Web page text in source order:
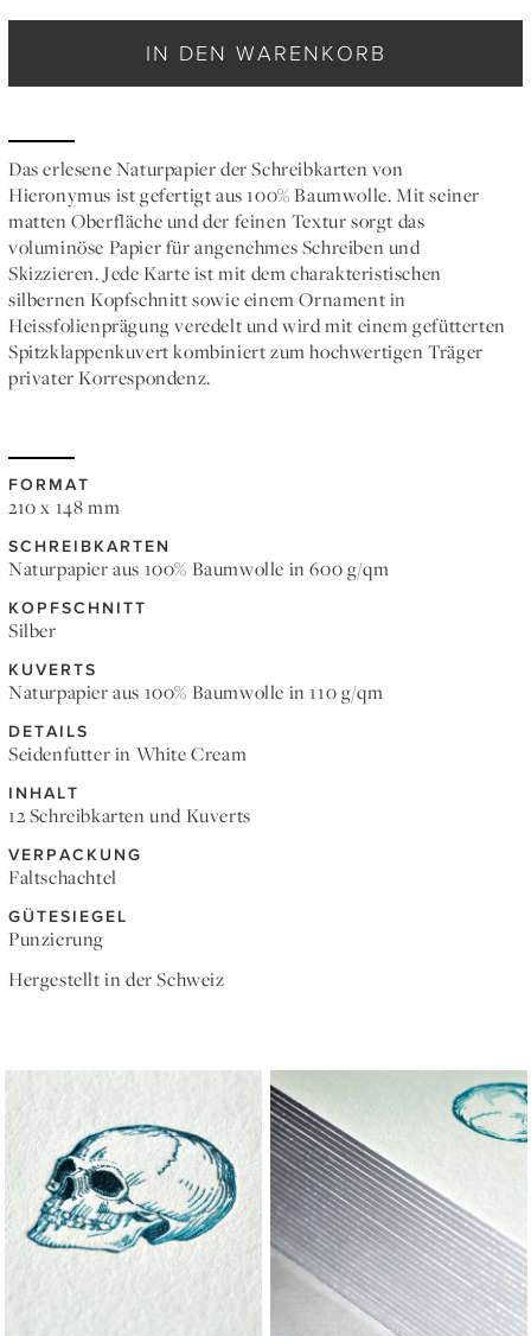
IN DEN WARENKORB
Das erlesene Naturpapier der Schreibkarten von
Hieronymus ist gefertigt aus 100% Baumwolle. Mit seiner
matten Oberfläche und der feinen Textur sorgt das
voluminöse Papier für angenehmes Schreiben und
Skizzieren. Jede Karte ist mit dem charakteristischen
silbernen Kopfschnitt sowie einem Ornament in
Heissfolienprägung veredelt und wird mit einem gefütterten
Spitzklappenkuvert kombiniert zum hochwertigen Träger
privater Korrespondenz.
FORMAT
210 x 148 mm
SCHREIBKARTEN
Naturpapier aus 100% Baumwolle in 600 g/qm
KOPFSCHNITT
Silber
KUVERTS
Naturpapier aus 100% Baumwolle in 110 g/qm
DETAILS
Seidenfutter in White Cream
INHALT
12 Schreibkarten und Kuverts
VERPACKUNG
Faltschachtel
GÜTESIEGEL
Punzierung
Hergestellt in der Schweiz